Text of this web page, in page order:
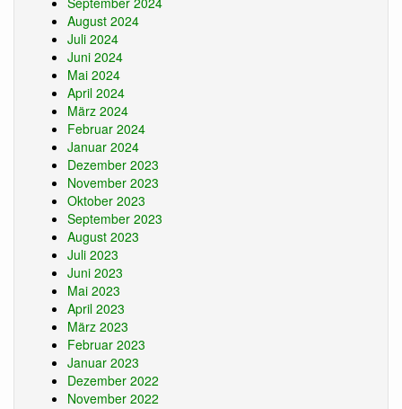
August 2024
Juli 2024
Juni 2024
Mai 2024
April 2024
März 2024
Februar 2024
Januar 2024
Dezember 2023
November 2023
Oktober 2023
September 2023
August 2023
Juli 2023
Juni 2023
Mai 2023
April 2023
März 2023
Februar 2023
Januar 2023
Dezember 2022
November 2022